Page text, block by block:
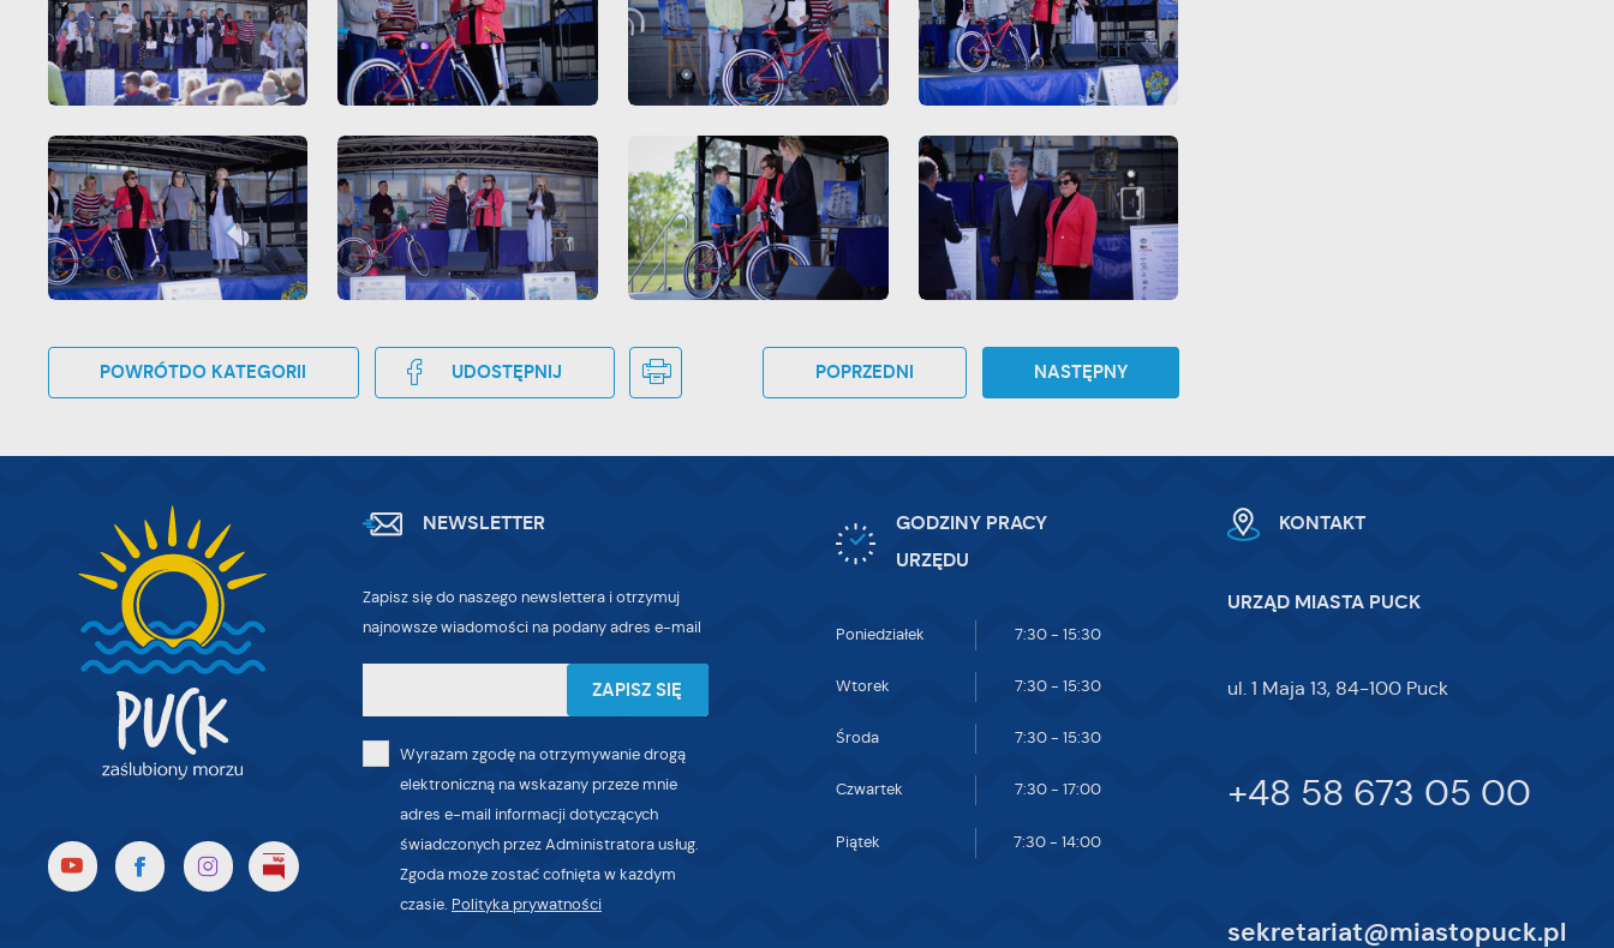
POWRÓTDO KATEGORII UDOSTĘPNIJ POPRZEDNI NASTĘPNY
NEWSLETTER
Zapisz się do naszego newslettera i otrzymuj
najnowsze wiadomości na podany adres e-mail
Wyrażam zgodę na otrzymywanie drogą
elektroniczną na wskazany przeze mnie
adres e-mail informacji dotyczących
świadczonych przez Administratora usług.
Zgoda może zostać cofnięta w każdym
czasie. Polityka prywatności
GODZINY PRACY
URZĘDU
Poniedziałek 7:30 - 15:30
Wtorek 7:30 - 15:30
Środa 7:30 - 15:30
Czwartek 7:30 - 17:00
Piątek 7:30 - 14:00
KONTAKT
URZĄD MIASTA PUCK
ul. 1 Maja 13, 84-100 Puck
+48 58 673 05 00
sekretariat@miastopuck.pl